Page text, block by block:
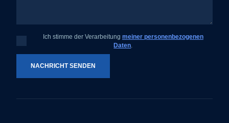
stimme
der
Verarbeitungmeiner
Daten.
Ich stimme der Verarbeitung meiner personenbezogenen
Daten
NACHRICHT SENDEN